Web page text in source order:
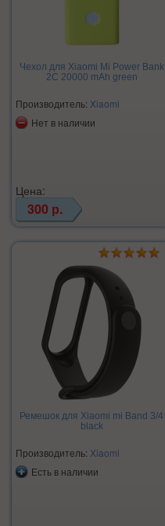
Чехол для Xiaomi Mi Power Bank
2C 20000 mAh green
Производитель: Xiaomi
Нет в наличии
Цена:
300 р.
Ремешок для Xiaomi mi Band 3/4
black
Производитель: Xiaomi
Есть в наличии